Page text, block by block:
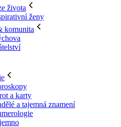
života
ženy
komunita
a karty
a tajemná znamení